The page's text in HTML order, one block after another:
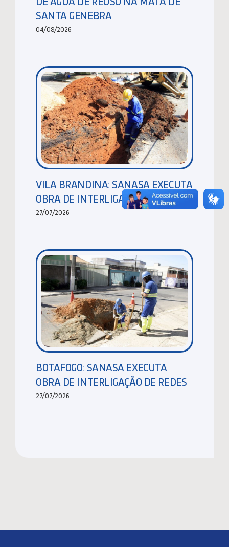
SANTA GENEBRA
04/08/2026
VILA BRANDINA: SANASA EXECUTA
OBRA DE INTERLIGAÇÃO DE REDES
27/07/2026
BOTAFOGO: SANASA EXECUTA
OBRA DE INTERLIGAÇÃO DE REDES
27/07/2026